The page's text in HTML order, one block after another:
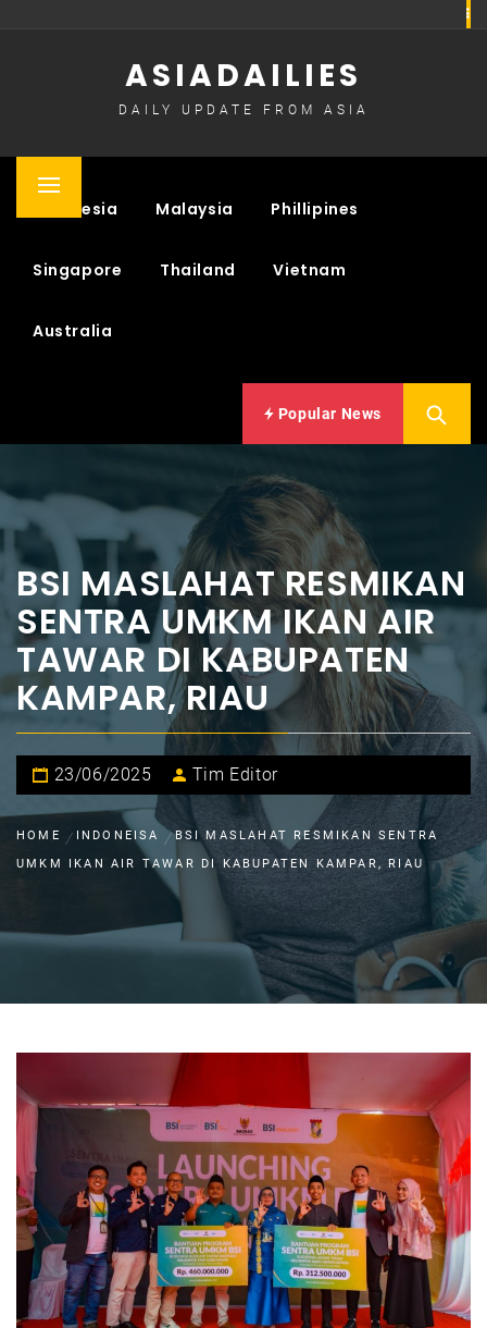
ASIADAILIES
DAILY UPDATE FROM ASIA
Primary
Indonesia Malaysia Phillipines
Singapore Thailand Vietnam
Australia
Popular News
BSI MASLAHAT RESMIKAN
SENTRA UMKM IKAN AIR
TAWAR DI KABUPATEN
KAMPAR, RIAU
23/06/2025 Tim Editor
HOME INDONEISA
BSI MASLAHAT RESMIKAN SENTRA
UMKM IKAN AIR TAWAR DI KABUPATEN KAMPAR, RIAU